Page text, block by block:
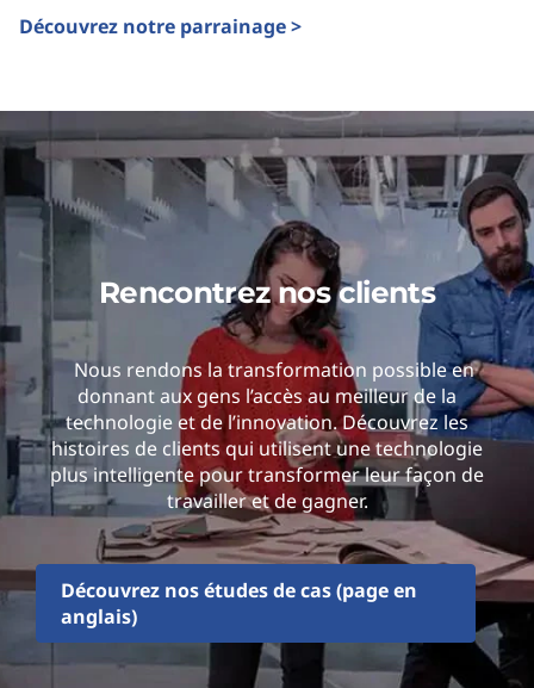
Découvrez notre parrainage >
Rencontrez nos clients
Nous rendons la transformation possible en
donnant aux gens l’accès au meilleur de la
technologie et de l’innovation. Découvrez les
histoires de clients qui utilisent une technologie
plus intelligente pour transformer leur façon de
travailler et de gagner.
Découvrez nos études de cas (page en
anglais)